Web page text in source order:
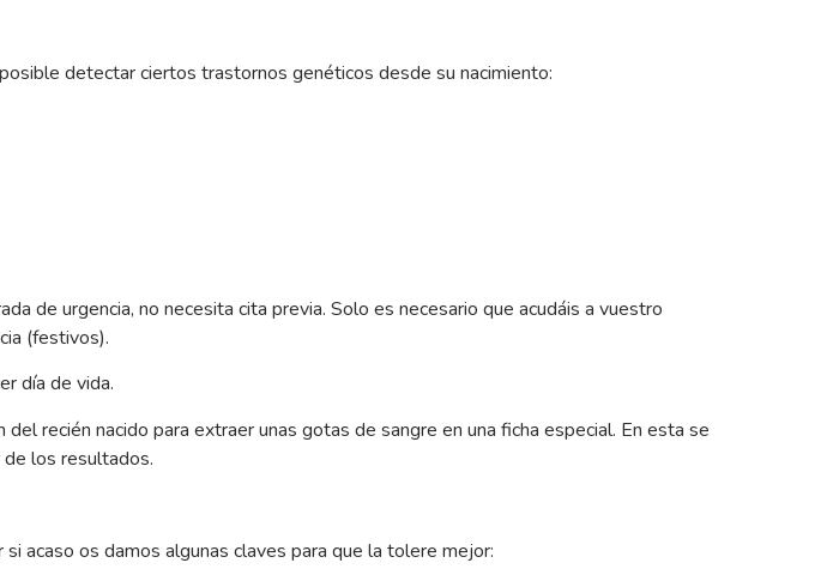
detectar ciertos trastornos genéticos desde su nacimiento:
de urgencia, no necesita cita previa. Solo es necesario que acudáis a vuestro
(festivos).
día de vida.
recién nacido para extraer unas gotas de sangre en una ficha especial. En esta se
los resultados.
acaso os damos algunas claves para que la tolere mejor: